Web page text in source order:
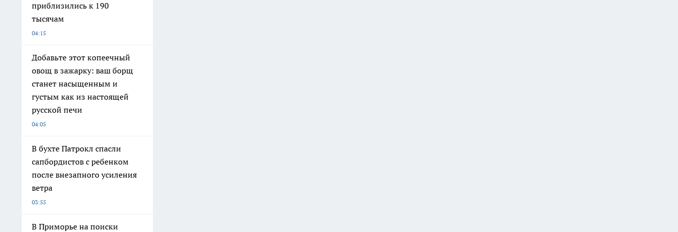
приблизились к 190
тысячам
04:15
Добавьте этот копеечный
овощ в зажарку: ваш борщ
станет насыщенным и
густым как из настоящей
русской печи
04:05
В бухте Патрокл спасли
сапбордистов с ребенком
после внезапного усиления
ветра
03:55
В Приморье на поиски